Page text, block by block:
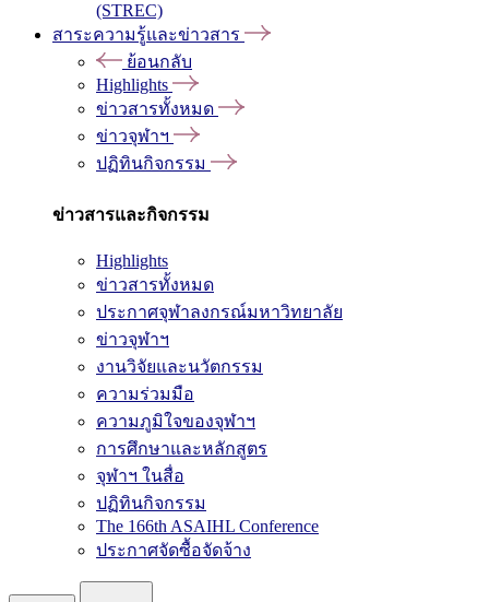
(STREC)
สาระความรู้และข่าวสาร
ย้อนกลับ
Highlights
ข่าวสารทั้งหมด
ข่าวจุฬาฯ
ปฏิทินกิจกรรม
ข่าวสารและกิจกรรม
Highlights
ข่าวสารทั้งหมด
ประกาศจุฬาลงกรณ์มหาวิทยาลัย
ข่าวจุฬาฯ
งานวิจัยและนวัตกรรม
ความร่วมมือ
ความภูมิใจของจุฬาฯ
การศึกษาและหลักสูตร
จุฬาฯ ในสื่อ
ปฏิทินกิจกรรม
The 166th ASAIHL Conference
ประกาศจัดซื้อจัดจ้าง